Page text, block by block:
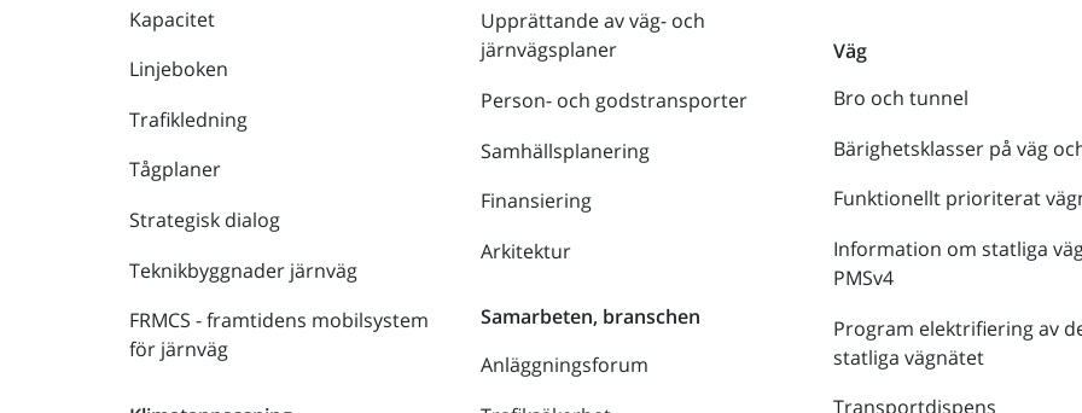
Kapacitet
Linjeboken
Trafikledning
Tågplaner
Strategisk dialog
Teknikbyggnader järnväg
FRMCS - framtidens mobilsystem
för järnväg
Upprättande av väg- och
järnvägsplaner
Person- och godstransporter
Samhällsplanering
Finansiering
Arkitektur
Samarbeten, branschen
Anläggningsforum
Väg
Bro och tunnel
Bärighetsklasser på väg
Funktionellt prioriterat
Information om statliga
PMSv4
Program elektrifiering av
statliga vägnätet
Transportdispens